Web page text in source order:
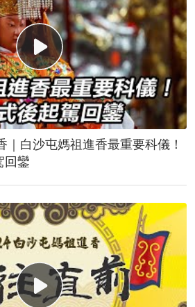
｜白沙屯媽祖進香最重要科儀！
回鑾